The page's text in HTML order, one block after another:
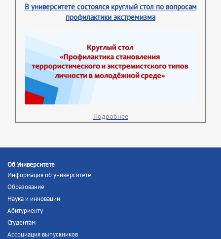
В университете состоялся круглый стол по вопросам
профилактики экстремизма
Подробнее
Об Университете
Информация об университете
Образование
Наука и инновации
Абитуриенту
Студентам
Ассоциация выпускников